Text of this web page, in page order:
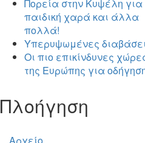
Πορεία στην Κυψέλη για
παιδική χαρά και άλλα
πολλά!
Υπερυψωμένες
Οι πιο επικίνδυνες
της Ευρώπης για
Πλοήγηση